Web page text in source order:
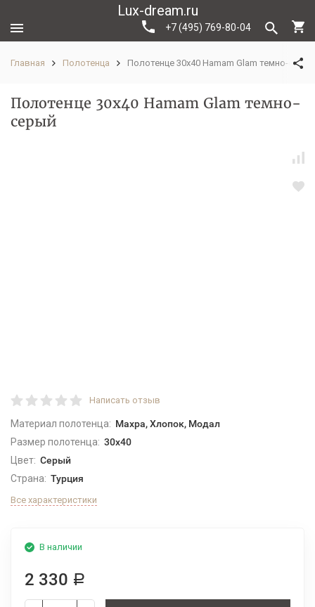
Lux-dream.ru
+7 (495) 769-80-04
Главная Полотенца Полотенце 30x40 Hamam Glam темно-серый
Полотенце 30x40 Hamam Glam темно-
серый
Написать отзыв
Материал полотенца: Махра, Хлопок, Модал
Размер полотенца: 30x40
Цвет: Серый
Страна: Турция
Все характеристики
В наличии
2 330 Р